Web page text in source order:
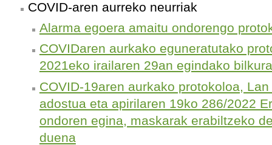
COVID-aren aurreko neurriak
Alarma egoera amaitu ondorengo
COVIDaren aurkako eguneratutako
2021eko irailaren 29an egindako
COVID-19aren aurkako protokoloa,
adostua eta apirilaren 19ko 286/2022
ondoren egina, maskarak erabiltzeko
duena